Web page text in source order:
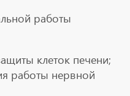
работы
клеток печени;
работы нервной